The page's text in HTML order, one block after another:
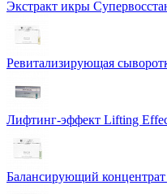
Экстракт икры
Ревитализирующая
Лифтинг-эффект Lifting
Балансирующий